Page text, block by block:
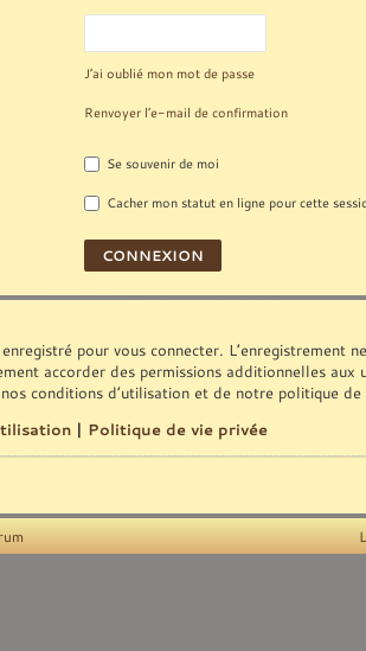
J’ai oublié mon mot de passe
Renvoyer l’e-mail de confirmation
Se souvenir de moi
Cacher mon statut en ligne pour cette
pour vous connecter. L’enregistrement
accorder des permissions additionnelles
nos conditions d’utilisation et de notre politique
| Politique de vie privée